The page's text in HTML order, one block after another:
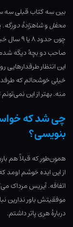
بین سه کتاب قبلی سه
محفلوشاهزادۀ دورگه.
چون
صاحب دو بچۀ دیگه شدم
این انتظار
خیلی خوشحالم که
منه. بهتر از این
چی شد که
بنویسی؟
همون‌طور که قبلاً هم
از این ایده خوشم اومد
اتفاقه. آیریس مرداک
موفقیتش باور ندارین
دربارۀ هری پاتر داشتم.